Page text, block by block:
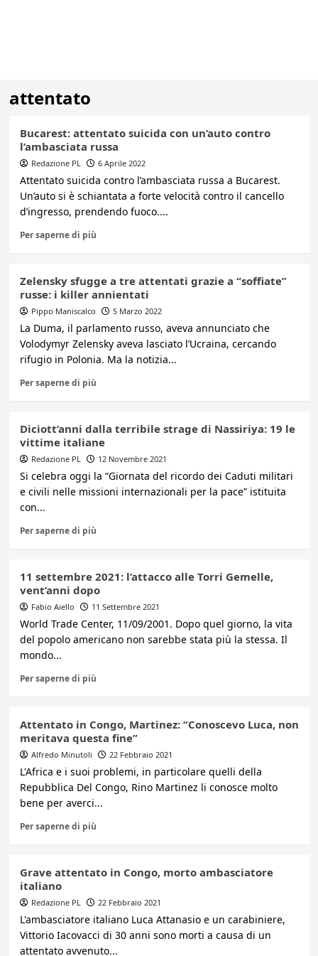
attentato
Bucarest: attentato suicida con un’auto contro
l’ambasciata russa
Redazione PL 6 Aprile 2022
Attentato suicida contro l’ambasciata russa a Bucarest.
Un’auto si è schiantata a forte velocità contro il cancello
d’ingresso, prendendo fuoco....
Per saperne di più
Zelensky sfugge a tre attentati grazie a “soffiate”
russe: i killer annientati
Pippo Maniscalco 5 Marzo 2022
La Duma, il parlamento russo, aveva annunciato che
Volodymyr Zelensky aveva lasciato l’Ucraina, cercando
rifugio in Polonia. Ma la notizia...
Per saperne di più
Diciott’anni dalla terribile strage di Nassiriya: 19 le
vittime italiane
Redazione PL 12 Novembre 2021
Si celebra oggi la “Giornata del ricordo dei Caduti militari
e civili nelle missioni internazionali per la pace” istituita
con...
Per saperne di più
11 settembre 2021: l’attacco alle Torri Gemelle,
vent’anni dopo
Fabio Aiello 11 Settembre 2021
World Trade Center, 11/09/2001. Dopo quel giorno, la vita
del popolo americano non sarebbe stata più la stessa. Il
mondo...
Per saperne di più
Attentato in Congo, Martinez: “Conoscevo Luca, non
meritava questa fine”
Alfredo Minutoli 22 Febbraio 2021
L'Africa e i suoi problemi, in particolare quelli della
Repubblica Del Congo, Rino Martinez li conosce molto
bene per averci...
Per saperne di più
Grave attentato in Congo, morto ambasciatore
italiano
Redazione PL 22 Febbraio 2021
L'ambasciatore italiano Luca Attanasio e un carabiniere,
Vittorio Iacovacci di 30 anni sono morti a causa di un
attentato avvenuto...